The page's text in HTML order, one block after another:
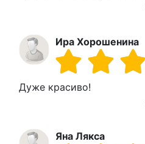
Ира Хорошенина
Дуже красиво!
Яна Лякса